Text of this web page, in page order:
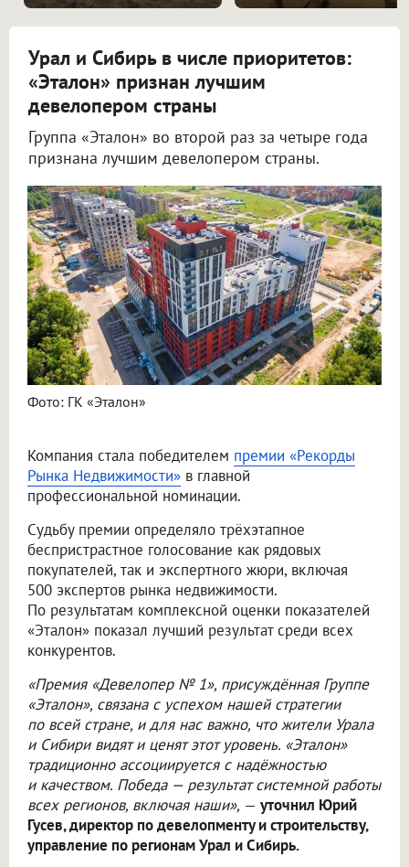
Урал и Сибирь в числе приоритетов:
«Эталон» признан лучшим
девелопером страны
Группа «Эталон» во второй раз за четыре года
признана лучшим девелопером страны.
Фото: ГК «Эталон»
Компания стала победителем премии «Рекорды
Рынка Недвижимости» в главной
профессиональной номинации.
Судьбу премии определяло трёхэтапное
беспристрастное голосование как рядовых
покупателей, так и экспертного жюри, включая
500 экспертов рынка недвижимости.
По результатам комплексной оценки показателей
«Эталон» показал лучший результат среди всех
конкурентов.
«Премия «Девелопер № 1», присуждённая Группе
«Эталон», связана с успехом нашей стратегии
по всей стране, и для нас важно, что жители Урала
и Сибири видят и ценят этот уровень. «Эталон»
традиционно ассоциируется с надёжностью
и качеством. Победа — результат системной работы
всех регионов, включая наши», — уточнил Юрий
Гусев, директор по девелопменту и строительству,
управление по регионам Урал и Сибирь.